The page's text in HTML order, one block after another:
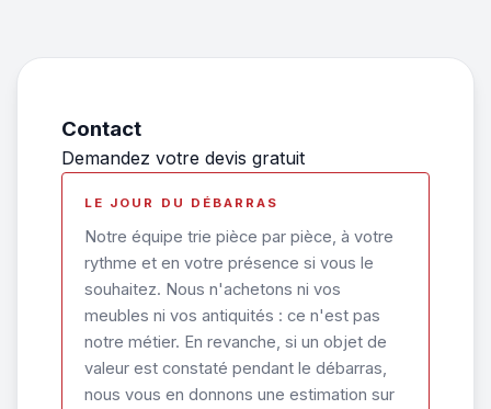
Contact
Demandez votre devis gratuit
LE JOUR DU DÉBARRAS
Notre équipe trie pièce par pièce, à votre
rythme et en votre présence si vous le
souhaitez. Nous n'achetons ni vos
meubles ni vos antiquités : ce n'est pas
notre métier. En revanche, si un objet de
valeur est constaté pendant le débarras,
nous vous en donnons une estimation sur